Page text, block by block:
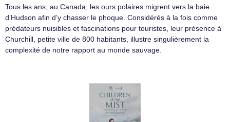
Tous les ans, au Canada, les ours polaires migrent vers la baie
d’Hudson afin d’y chasser le phoque. Considérés à la fois comme
prédateurs nuisibles et fascinations pour touristes, leur présence à
Churchill, petite ville de 800 habitants, illustre singulièrement la
complexité de notre rapport au monde sauvage.